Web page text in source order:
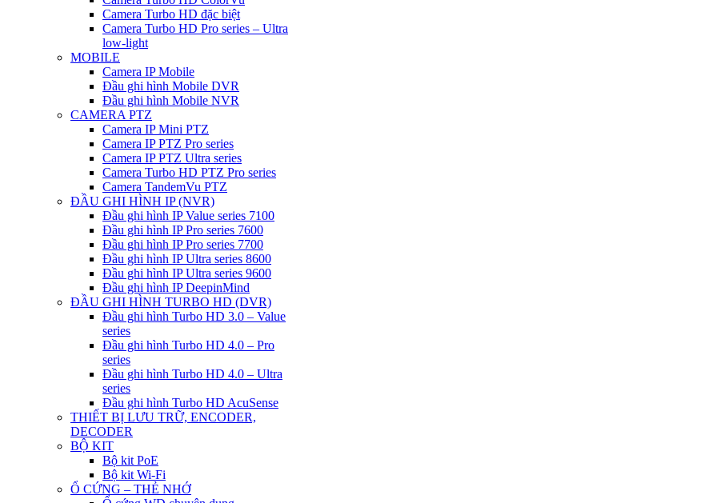
Camera Turbo HD đặc biệt
Camera Turbo HD Pro series – Ultra
low-light
MOBILE
Camera IP Mobile
Đầu ghi hình Mobile DVR
Đầu ghi hình Mobile NVR
CAMERA PTZ
Camera IP Mini PTZ
Camera IP PTZ Pro series
Camera IP PTZ Ultra series
Camera Turbo HD PTZ Pro series
Camera TandemVu PTZ
ĐẦU GHI HÌNH IP (NVR)
Đầu ghi hình IP Value series 7100
Đầu ghi hình IP Pro series 7600
Đầu ghi hình IP Pro series 7700
Đầu ghi hình IP Ultra series 8600
Đầu ghi hình IP Ultra series 9600
Đầu ghi hình IP DeepinMind
ĐẦU GHI HÌNH TURBO HD (DVR)
Đầu ghi hình Turbo HD 3.0 – Value
series
Đầu ghi hình Turbo HD 4.0 – Pro
series
Đầu ghi hình Turbo HD 4.0 – Ultra
series
Đầu ghi hình Turbo HD AcuSense
THIẾT BỊ LƯU TRỮ, ENCODER,
DECODER
BỘ KIT
Bộ kit PoE
Bộ kit Wi-Fi
Ổ CỨNG – THẺ NHỚ